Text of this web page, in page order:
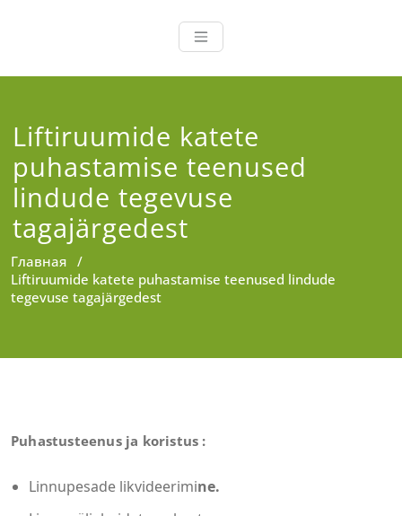
Liftiruumide katete
puhastamise teenused
lindude tegevuse
tagajärgedest
Главная /
Liftiruumide katete puhastamise teenused lindude
tegevuse tagajärgedest
Puhastusteenus ja koristus :
Linnupesade likvideerimine.